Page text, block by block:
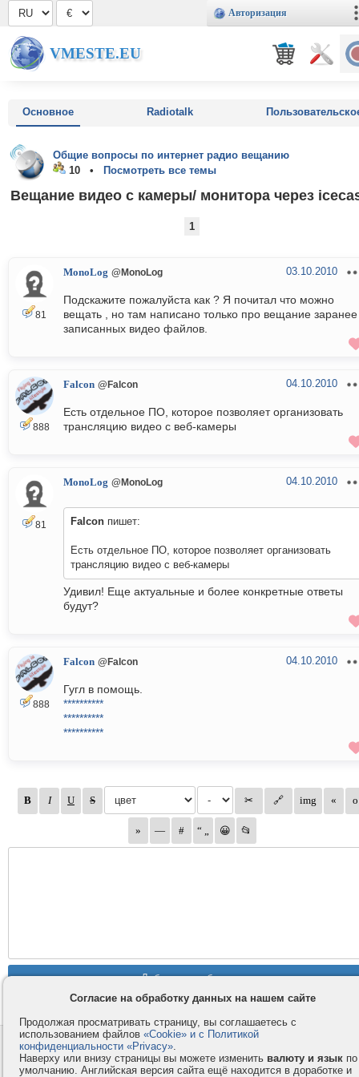
Авторизация
VMESTE.EU
Основное Radiotalk
Общие вопросы по интернет радио вещанию
10 •
Посмотреть все темы
Вещание видео с камеры/ монитора через
1
81
MonoLog @MonoLog 03.10.2010
Подскажите пожалуйста как ? Я почитал что можно
вещать , но там написано только про вещание заранее
записанных видео файлов.
888
Falcon @Falcon 04.10.2010
Есть отдельное ПО, которое позволяет организовать
трансляцию видео с веб-камеры
81
MonoLog @MonoLog 04.10.2010
Falcon пишет:
Есть отдельное ПО, которое позволяет организовать
трансляцию видео с веб-камеры
Удивил! Еще актуальные и более конкретные ответы
будут?
888
Falcon @Falcon 04.10.2010
Гугл в помощь.
**********
**********
**********
Контакты
Компания
Правила и условия
Согласие на обработку данных на нашем сайте
Продолжая просматривать страницу, вы соглашаетесь с
использованием файлов «Cookie» и с Политикой
конфиденциальности «Privacy».
Наверху или внизу страницы вы можете изменить валюту и язык по
умолчанию. Английская версия сайта ещё находится в доработке и